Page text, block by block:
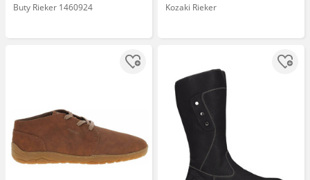
Buty Rieker 1460924 Kozaki Rieker